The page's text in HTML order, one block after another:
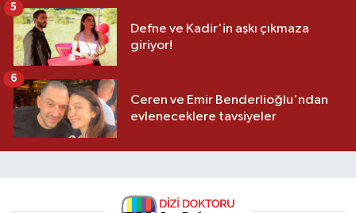
Defne ve Kadir'in aşkı çıkmaza
giriyor!
5
Ceren ve Emir Benderlioğlu'ndan
evleneceklere tavsiyeler
6